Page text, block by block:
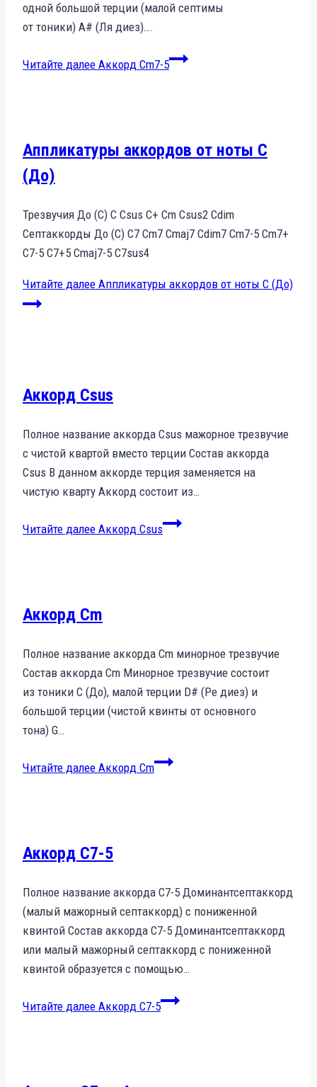
одной большой терции (малой септимы
от тоники) A# (Ля диез)….
Читайте далее Аккорд Cm7-5
Аппликатуры аккордов от ноты C
(До)
Трезвучия До (С) С Сsus С+ Сm Сsus2 Сdim
Септаккорды До (С) С7 Сm7 Сmaj7 Сdim7 Сm7-5 Сm7+
С7-5 С7+5 Сmaj7-5 С7sus4
Читайте далее Аппликатуры аккордов от ноты C (До)
Аккорд Csus
Полное название аккорда Csus мажорное трезвучие
с чистой квартой вместо терции Состав аккорда
Csus В данном аккорде терция заменяется на
чистую кварту Аккорд состоит из…
Читайте далее Аккорд Csus
Аккорд Cm
Полное название аккорда Cm минорное трезвучие
Состав аккорда Cm Минорное трезвучие состоит
из тоники C (До), малой терции D# (Ре диез) и
большой терции (чистой квинты от основного
тона) G…
Читайте далее Аккорд Cm
Аккорд C7-5
Полное название аккорда C7-5 Доминантсептаккорд
(малый мажорный септаккорд) с пониженной
квинтой Состав аккорда C7-5 Доминантсептаккорд
или малый мажорный септаккорд с пониженной
квинтой образуется с помощью…
Читайте далее Аккорд C7-5